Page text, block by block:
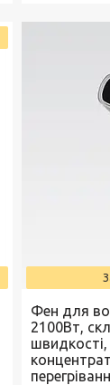
Фен для
2100Вт,